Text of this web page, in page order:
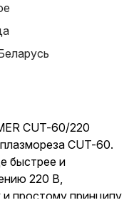
CUT-60/220
CUT-60.
быстрее и
220 В,
простому принципу